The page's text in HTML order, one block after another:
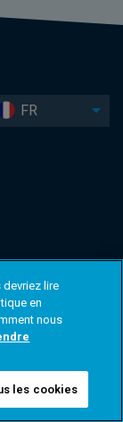
FR
devriez lire
en
nous
les cookies